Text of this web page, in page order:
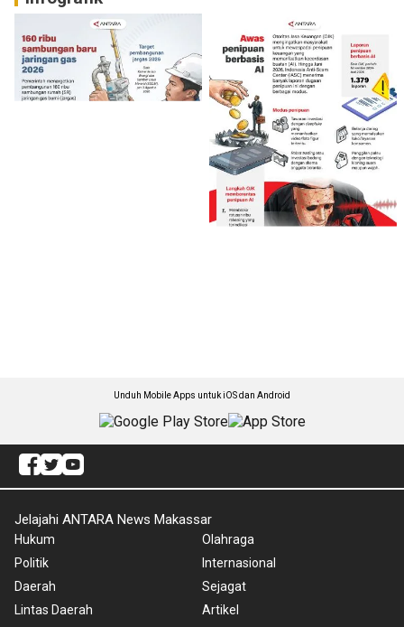
Unduh Mobile Apps untuk iOS dan Android
Jelajahi ANTARA News Makassar
Hukum
Politik
Daerah
Lintas Daerah
Olahraga
Internasional
Sejagat
Artikel